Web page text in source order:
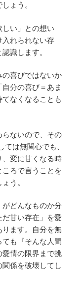
ょう。
しい」との想い
入れられない存
識します。
喜びではないか
分の喜び＝あま
なくなることも
ないので、その
ては無関心でも、
変に甘くなる時
ろで言うことを
う。
どんなものか分
甘い存在」を愛
ます。自分を無
も『そんな人間
情の限界まで挑
係を破壊してし